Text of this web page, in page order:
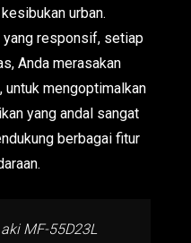
urban.
responsif, setiap
Anda merasakan
untuk mengoptimalkan
yang andal sangat
berbagai fitur
MF-55D23L